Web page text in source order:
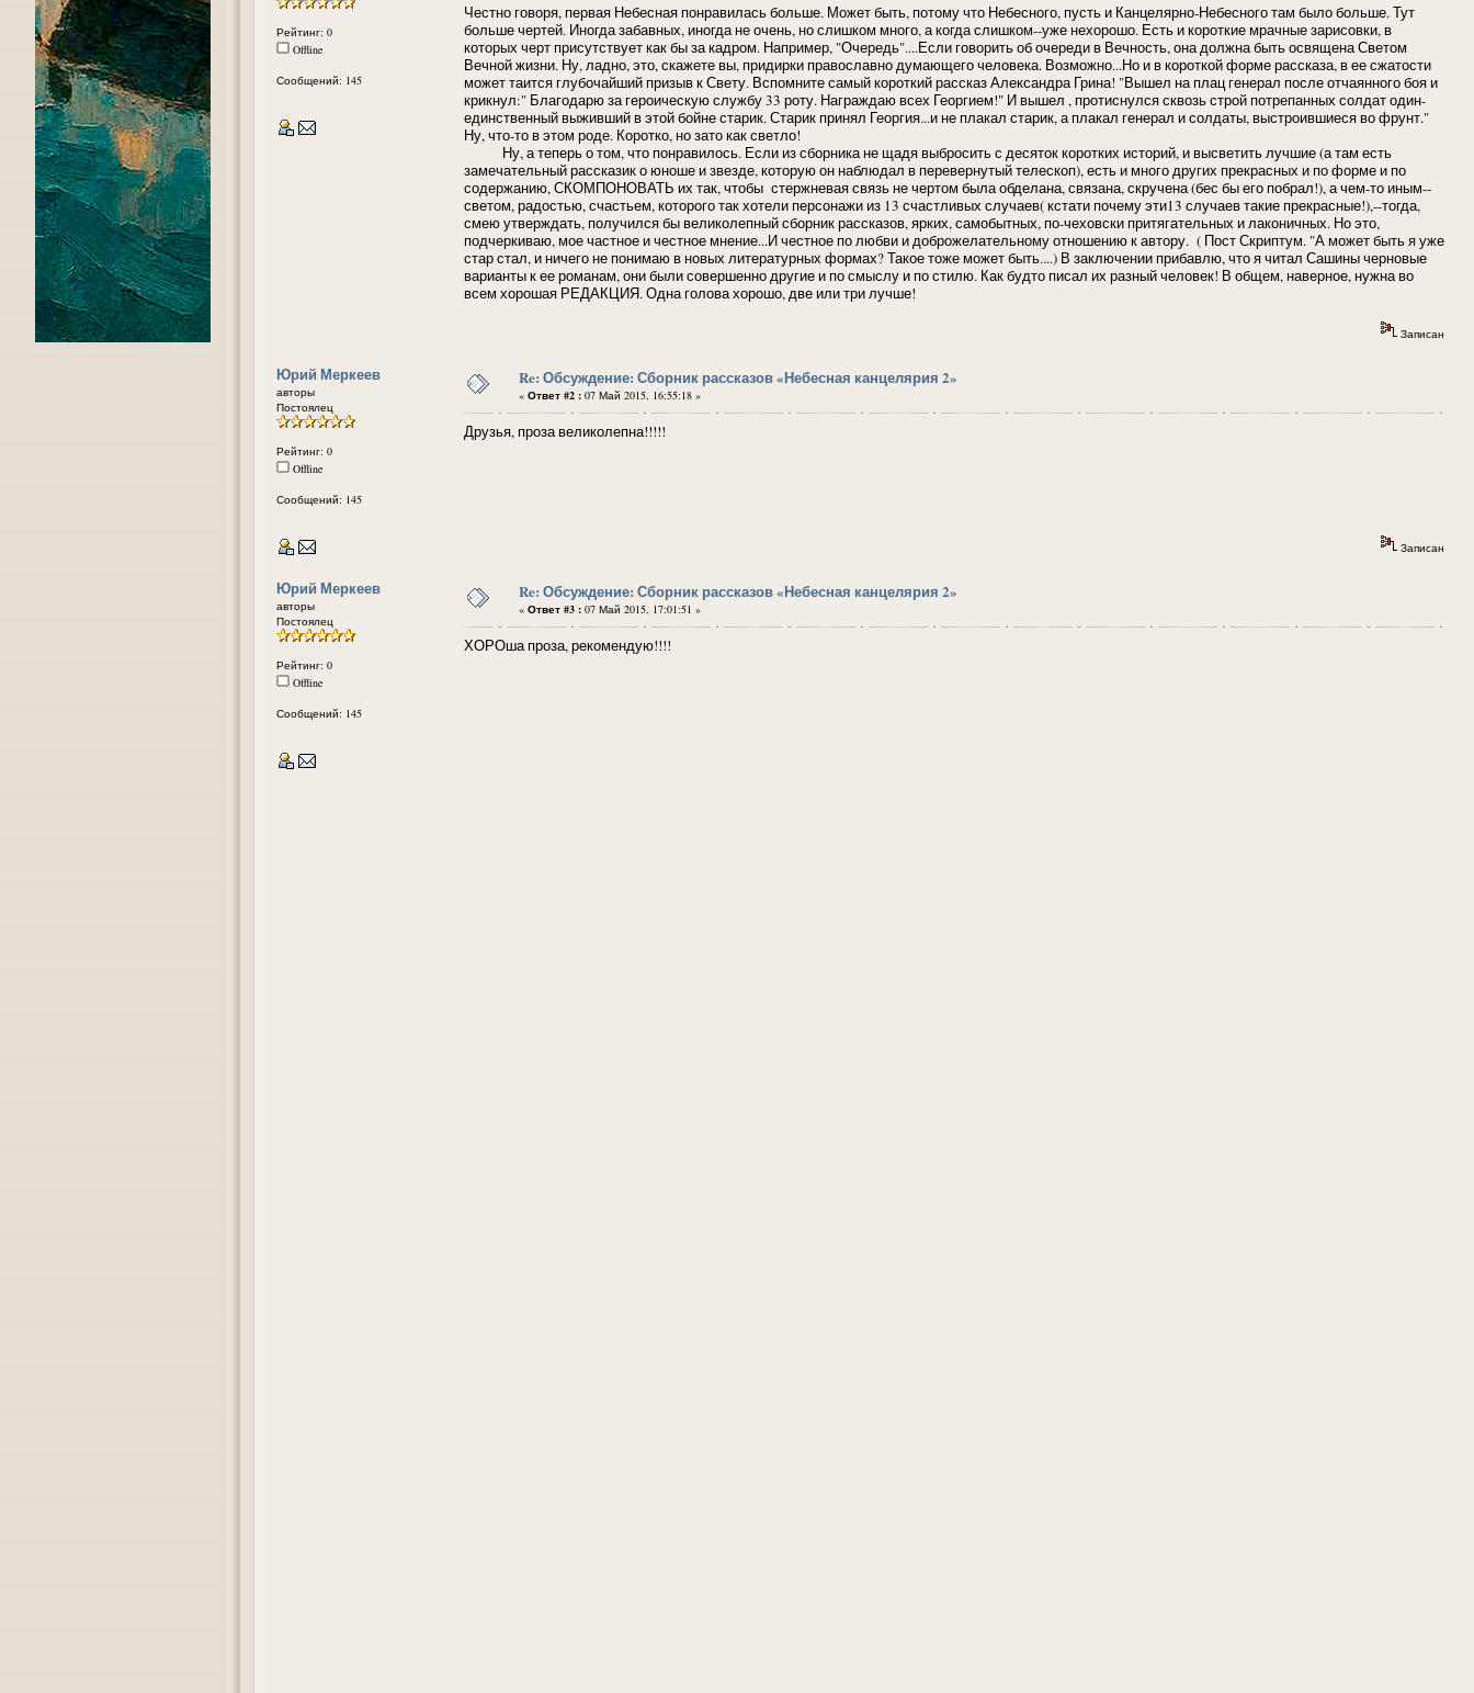
Рейтинг: 0
Offline
Сообщений: 145
Честно говоря, первая Небесная понравилась больше. Может быть, потому что Небесного, пусть и Канцелярно-Небесного там было больше. Тут
больше чертей. Иногда забавных, иногда не очень, но слишком много, а когда слишком--уже нехорошо. Есть и короткие мрачные зарисовки, в
которых черт присутствует как бы за кадром. Например, "Очередь"....Если говорить об очереди в Вечность, она должна быть освящена Светом
Вечной жизни. Ну, ладно, это, скажете вы, придирки православно думающего человека. Возможно...Но и в короткой форме рассказа, в ее сжатости
может таится глубочайший призыв к Свету. Вспомните самый короткий рассказ Александра Грина! "Вышел на плац генерал после отчаянного боя и
крикнул:" Благодарю за героическую службу 33 роту. Награждаю всех Георгием!" И вышел , протиснулся сквозь строй потрепанных солдат один-
единственный выживший в этой бойне старик. Старик принял Георгия...и не плакал старик, а плакал генерал и солдаты, выстроившиеся во фрунт."
Ну, что-то в этом роде. Коротко, но зато как светло!
Ну, а теперь о том, что понравилось. Если из сборника не щадя выбросить с десяток коротких историй, и высветить лучшие (а там есть
замечательный рассказик о юноше и звезде, которую он наблюдал в перевернутый телескоп), есть и много других прекрасных и по форме и по
содержанию, СКОМПОНОВАТЬ их так, чтобы стержневая связь не чертом была обделана, связана, скручена (бес бы его побрал!), а чем-то иным--
светом, радостью, счастьем, которого так хотели персонажи из 13 счастливых случаев( кстати почему эти13 случаев такие прекрасные!),--тогда,
смею утверждать, получился бы великолепный сборник рассказов, ярких, самобытных, по-чеховски притягательных и лаконичных. Но это,
подчеркиваю, мое частное и честное мнение...И честное по любви и доброжелательному отношению к автору. ( Пост Скриптум. "А может быть я уже
стар стал, и ничего не понимаю в новых литературных формах? Такое тоже может быть....) В заключении прибавлю, что я читал Сашины черновые
варианты к ее романам, они были совершенно другие и по смыслу и по стилю. Как будто писал их разный человек! В общем, наверное, нужна во
всем хорошая РЕДАКЦИЯ. Одна голова хорошо, две или три лучше!
Записан
Юрий Меркеев
авторы
Постоялец
Рейтинг: 0
Offline
Сообщений: 145
Re: Обсуждение: Сборник рассказов «Небесная канцелярия 2»
« Ответ #2 : 07 Май 2015, 16:55:18 »
Друзья, проза великолепна!!!!!
Записан
Юрий Меркеев
авторы
Постоялец
Рейтинг: 0
Offline
Сообщений: 145
Re: Обсуждение: Сборник рассказов «Небесная канцелярия 2»
« Ответ #3 : 07 Май 2015, 17:01:51 »
ХОРОша проза, рекомендую!!!!